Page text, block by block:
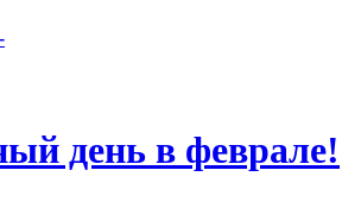
день в феврале!